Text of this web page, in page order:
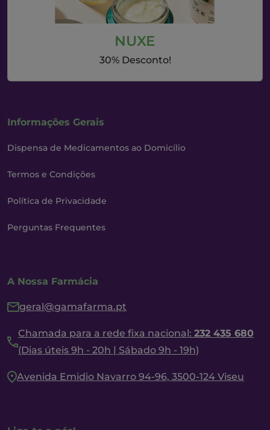
NUXE
30% Desconto!
Informações Gerais
Dispensa de Medicamentos ao Domicílio
Termos e Condições
Política de Privacidade
Perguntas Frequentes
A Nossa Farmácia
geral@gamafarma.pt
Chamada para a rede fixa nacional: 232 435 680
(Dias úteis 9h - 20h | Sábado 9h - 19h)
Avenida Emidio Navarro 94-96, 3500-124 Viseu